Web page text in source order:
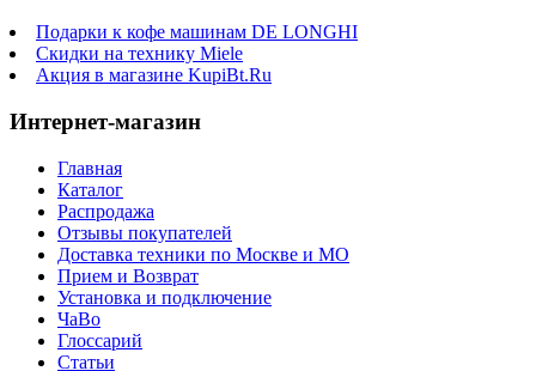
Подарки к кофе машинам DE LONGHI
Скидки на технику Miele
Акция в магазине KupiBt.Ru
Интернет-магазин
Главная
Каталог
Распродажа
Отзывы покупателей
Доставка техники по Москве и МО
Прием и Возврат
Установка и подключение
ЧаВо
Глоссарий
Статьи